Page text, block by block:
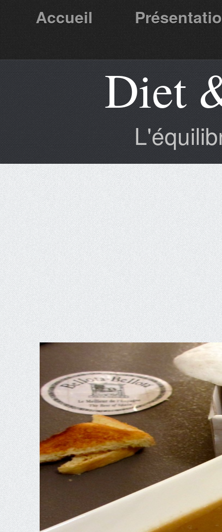
Accueil
Partenaires Diet